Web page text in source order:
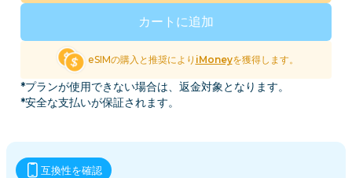
カートに追加
eSIMの購入と推奨により iMoneyを獲得します。
*プランが使用できない場合は、返金対象となります。
*安全な支払いが保証されます。
互換性を確認